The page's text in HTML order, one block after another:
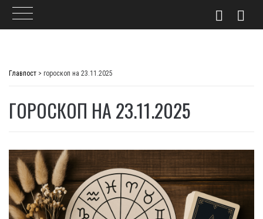
Главпост > гороскоп на 23.11.2025
ГОРОСКОП НА 23.11.2025